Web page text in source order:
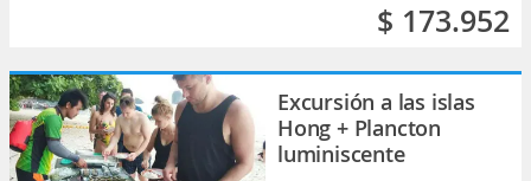
$ 173.952
Excursión a las islas
Hong + Plancton
luminiscente